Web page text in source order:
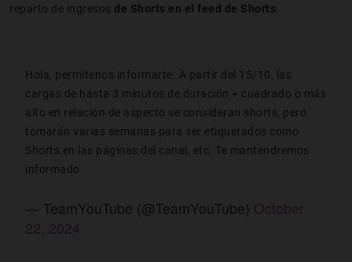
reparto de ingresos de Shorts en el feed de Shorts
Hola, permítenos informarte. A partir del 15/10, las
cargas de hasta 3 minutos de duración + cuadrado o más
alto en relación de aspecto se consideran shorts, pero
tomarán varias semanas para ser etiquetados como
Shorts en las páginas del canal, etc. Te mantendremos
informado
— TeamYouTube (@TeamYouTube) October
22, 2024